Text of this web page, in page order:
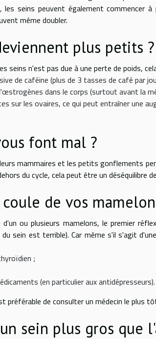
les seins peuvent également commencer
même doubler.
plus petits ?
seins n'est pas due à une perte de poids,
de caféine (plus de 3 tasses de café par
dans le corps (surtout avant la
sur les ovaires, ce qui peut entraîner une
font mal ?
mammaires et les petits gonflements
du cycle, cela peut être un déséquilibre
de vos
d'un ou plusieurs mamelons, le premier
sein est terrible). Car même s'il s'agit
;
(en particulier aux antidépresseurs).
préférable de consulter un médecin le plus
sein plus gros que